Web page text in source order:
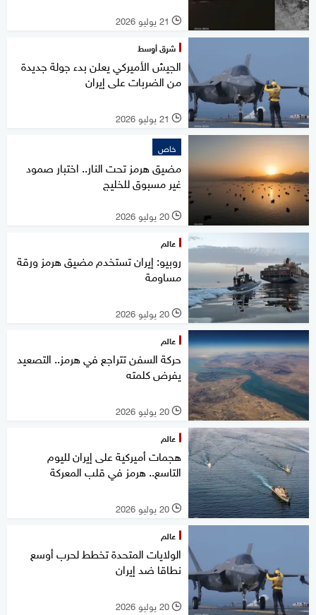
l 21 يوليو 2026
شرق أوسط
الجيش الأميركي يعلن بدء جولة جديدة
من الضربات على إيران
l 21 يوليو 2026
خاص
مضيق هرمز تحت النار.. اختبار صمود
غير مسبوق للخليج
l 20 يوليو 2026
عالم
روبيو: إيران تستخدم مضيق هرمز ورقة
مساومة
l 20 يوليو 2026
عالم
حركة السفن تتراجع في هرمز.. التصعيد
يفرض كلمته
l 20 يوليو 2026
عالم
هجمات أميركية على إيران لليوم
التاسع.. هرمز في قلب المعركة
l 20 يوليو 2026
عالم
الولايات المتحدة تخطط لحرب أوسع
نطاقا ضد إيران
l 20 يوليو 2026